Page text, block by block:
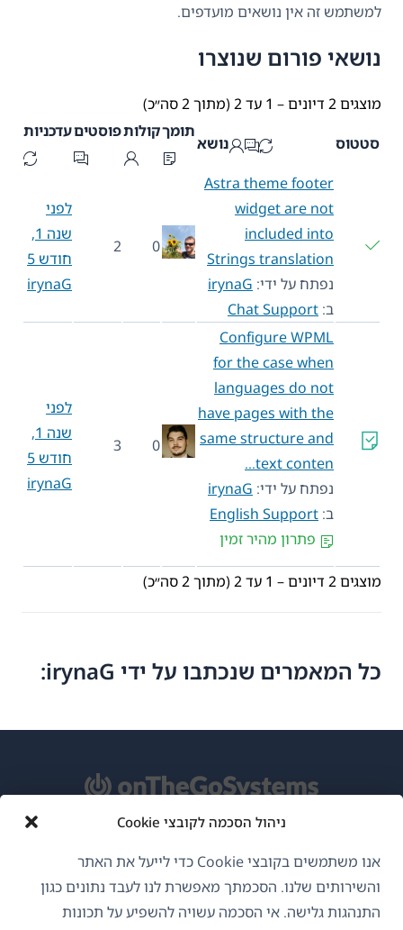
ניהול הסכמה לקובצי Cookie
אנו משתמשים בקובצי Cookie כדי לייעל את האתר
והשירותים שלנו. הסכמתך מאפשרת לנו לעבד נתונים כגון
התנהגות גלישה. אי הסכמה עשויה להשפיע על תכונות
למשתמש זה אין נושאים מועדפים.
נושאי פורום שנוצרו
מוצגים 2 דיונים – 1 עד 2 (מתוך 2 סה״כ)
סטטוס
נושא
תומךקולותפוסטיםעדכניות
Astra theme footer
widget are not
included into
Strings translation
נפתח על ידי: irynaG
ב: Chat Support
0
2
לפני
שנה 1,
חודש 5
irynaG
Configure WPML
for the case when
languages do not
have pages with the
same structure and
text conten…
נפתח על ידי: irynaG
ב: English Support
פתרון מהיר זמין
0
3
לפני
שנה 1,
חודש 5
irynaG
מוצגים 2 דיונים – 1 עד 2 (מתוך 2 סה״כ)
כל המאמרים שנכתבו על ידי irynaG:
GDPR ומדיניות פרטיות
הצטרף לצוות שלנו(נפתח